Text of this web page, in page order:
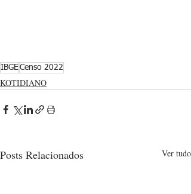
IBGECenso 2022
KOTIDIANO
Posts Relacionados Ver tudo